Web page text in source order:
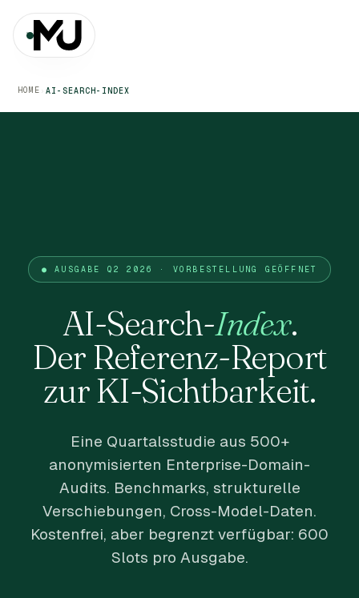
HOME AI-SEARCH-INDEX
● AUSGABE Q2 2026 · VORBESTELLUNG GEÖFFNET
AI-Search-Index.
Der Referenz-Report
zur KI-Sichtbarkeit.
Eine Quartalsstudie aus 500+
anonymisierten Enterprise-Domain-
Audits. Benchmarks, strukturelle
Verschiebungen, Cross-Model-Daten.
Kostenfrei, aber begrenzt verfügbar: 600
Slots pro Ausgabe.